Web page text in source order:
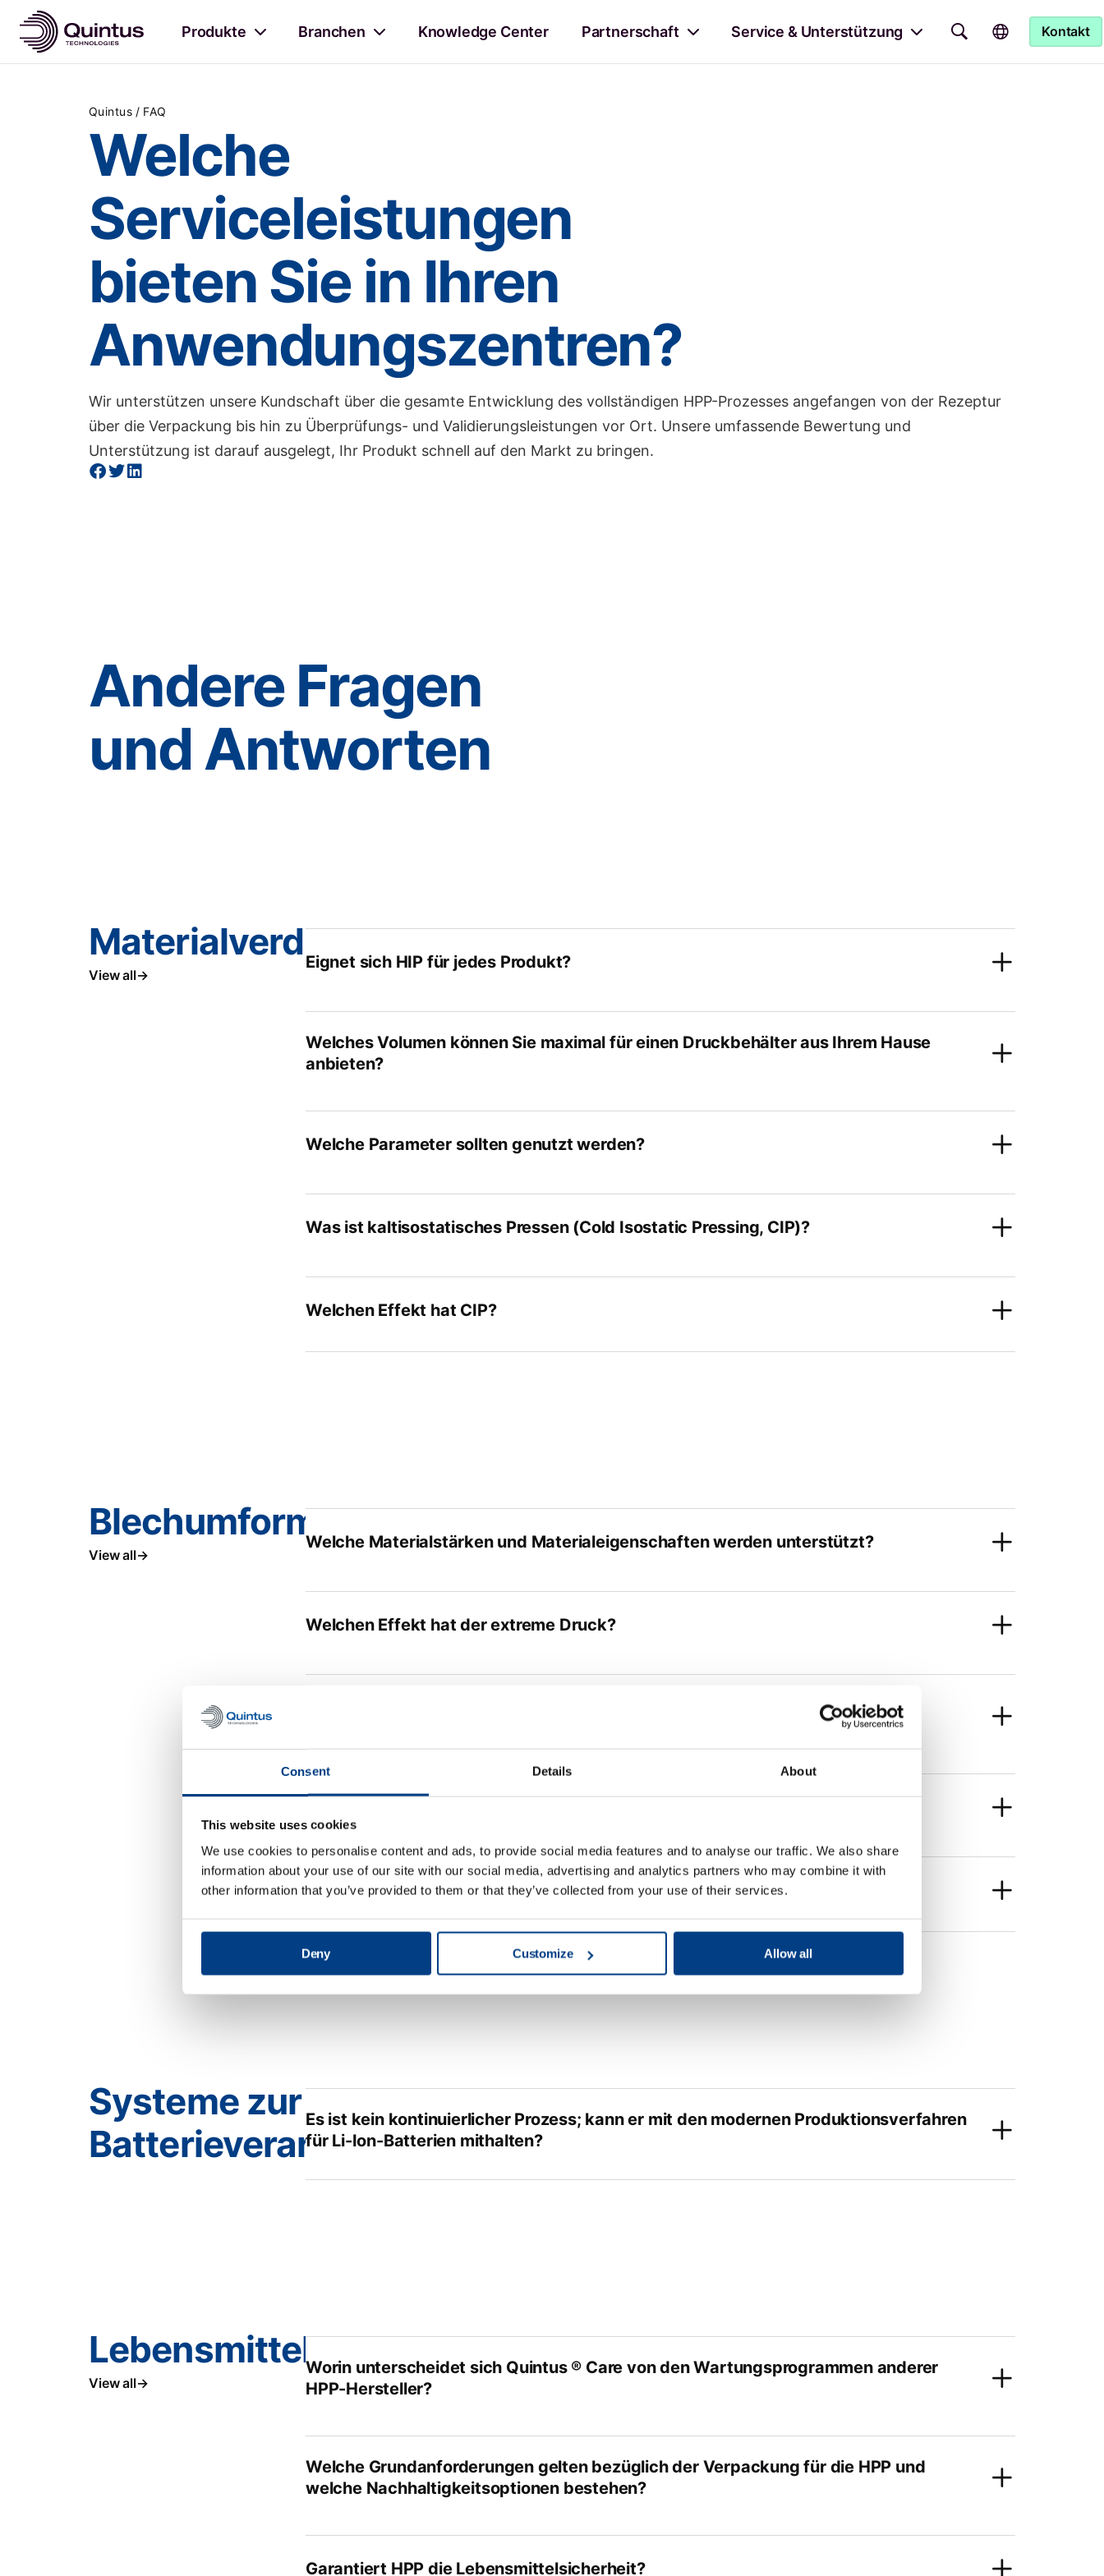
Consent Details About
This website uses cookies
We use cookies to personalise content and ads, to provide social media features and to analyse our traffic. We also share
information about your use of our site with our social media, advertising and analytics partners who may combine it with
other information that you’ve provided to them or that they’ve collected from your use of their services.
Deny Customize Allow all
Produkte Branchen Knowledge Center Partnerschaft Service & Unterstützung Kontakt
Quintus / FAQ
Welche
Serviceleistungen
bieten Sie in Ihren
Anwendungszentren?
Wir unterstützen unsere Kundschaft über die gesamte Entwicklung des vollständigen HPP-Prozesses angefangen von der Rezeptur
über die Verpackung bis hin zu Überprüfungs- und Validierungsleistungen vor Ort. Unsere umfassende Bewertung und
Unterstützung ist darauf ausgelegt, Ihr Produkt schnell auf den Markt zu bringen.
Andere Fragen
und Antworten
Materialverdichtung
View all
Eignet sich HIP für jedes Produkt?
Welches Volumen können Sie maximal für einen Druckbehälter aus Ihrem Hause
anbieten?
Welche Parameter sollten genutzt werden?
Was ist kaltisostatisches Pressen (Cold Isostatic Pressing, CIP)?
Welchen Effekt hat CIP?
Blechumformen
View all
Welche Materialstärken und Materialeigenschaften werden unterstützt?
Welchen Effekt hat der extreme Druck?
Worin besteht der Vorteil der Fluidzell-Presstechnologie gegenüber der
Wie lang hält die Membran typischerweise?
Systeme zur
Batterieverarbeitung
Es ist kein kontinuierlicher Prozess; kann er mit den modernen Produktionsverfahren
für Li-Ion-Batterien mithalten?
Lebensmittelverarbeitung
View all
Worin unterscheidet sich Quintus ® Care von den Wartungsprogrammen anderer
HPP-Hersteller?
Welche Grundanforderungen gelten bezüglich der Verpackung für die HPP und
welche Nachhaltigkeitsoptionen bestehen?
Garantiert HPP die Lebensmittelsicherheit?